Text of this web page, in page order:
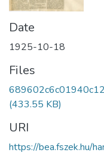
Date
1925-10-18
Files
(433.55 KB)
URI
https://bea.fszek.hu/